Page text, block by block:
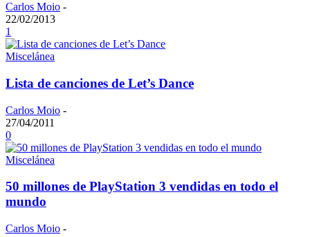
Carlos Moio -
22/02/2013
1
Miscelánea
Lista de canciones de Let’s Dance
Carlos Moio -
27/04/2011
0
Miscelánea
50 millones de PlayStation 3 vendidas en todo el
mundo
Carlos Moio -